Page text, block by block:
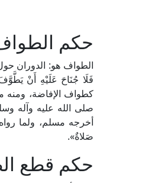
حكم
الطواف هو: الدوران
كطواف الإفاضة، ومنه
صلى الله عليه وآله
أخرجه مسلم، ولما
صَلاةٌ».
حكم قطع